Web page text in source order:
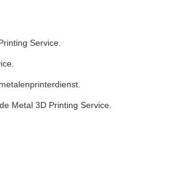
Service.
Metal 3D Printing Service.